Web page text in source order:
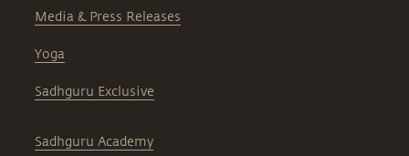
Media & Press Releases
Yoga
Sadhguru Exclusive
Sadhguru Academy